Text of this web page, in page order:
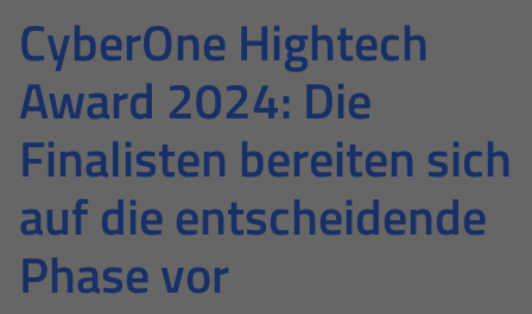
CyberOne Hightech
Award 2024: Die
Finalisten bereiten sich
auf die entscheidende
Phase vor